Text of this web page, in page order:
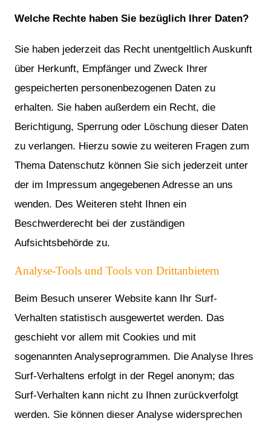
Welche Rechte haben Sie bezüglich Ihrer Daten?
Sie haben jederzeit das Recht unentgeltlich Auskunft
über Herkunft, Empfänger und Zweck Ihrer
gespeicherten personenbezogenen Daten zu
erhalten. Sie haben außerdem ein Recht, die
Berichtigung, Sperrung oder Löschung dieser Daten
zu verlangen. Hierzu sowie zu weiteren Fragen zum
Thema Datenschutz können Sie sich jederzeit unter
der im Impressum angegebenen Adresse an uns
wenden. Des Weiteren steht Ihnen ein
Beschwerderecht bei der zuständigen
Aufsichtsbehörde zu.
Analyse-Tools und Tools von Drittanbietern
Beim Besuch unserer Website kann Ihr Surf-
Verhalten statistisch ausgewertet werden. Das
geschieht vor allem mit Cookies und mit
sogenannten Analyseprogrammen. Die Analyse Ihres
Surf-Verhaltens erfolgt in der Regel anonym; das
Surf-Verhalten kann nicht zu Ihnen zurückverfolgt
werden. Sie können dieser Analyse widersprechen